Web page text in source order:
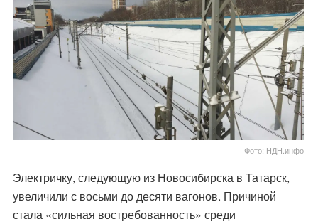
Фото: НДН.инфо
Электричку, следующую из Новосибирска в Татарск,
увеличили с восьми до десяти вагонов. Причиной
стала «сильная востребованность» среди